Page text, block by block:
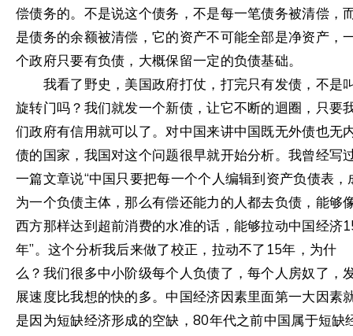
偿债务的。不是说这个债务，不是每一笔债务被清偿，
是债务的余额被清偿，它的资产不可能全部是净资产，
个政府只要有负债，大概保留一定的负债基础。
我看了野史，美国政府打仗，打完只有发债，不是
旋转门吗？我们就发一个新债，让它不断的迴圈，只要
们政府有信用就可以了。对中国来讲中国既无外债也无
债的国家，我国对这个问题很早就开始分析。我曾经写
一篇文章说“中国只要把每一个个人编辑到资产负债表，
为一个负债主体，那么有偿还能力的人都去负债，能够
西方那样达到超前消费的水准的话，能够拉动中国经济
年”。这个分析我后来做了校正，拉动不了15年，为什
么？我们很多中小阶级每个人负债了，每个人房奴了，
展速度比我想的快的多。中国经济因素里面第一大因素
是因为短缺经济形成的空缺，80年代之前中国属于短缺